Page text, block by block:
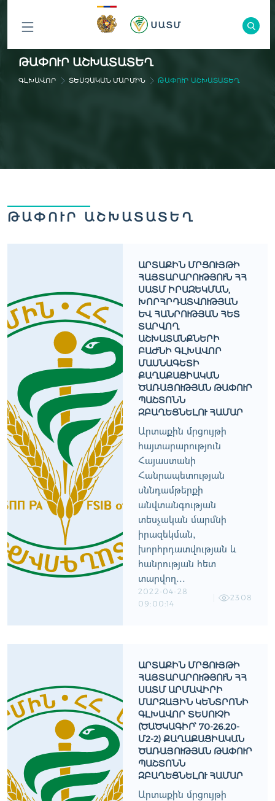
ԲՈԼՈՐ
ԲԱԺԻՆՆԵՐԸ
ԹԱՓՈՒՐ ԱՇԽԱՏԱՏԵՂ
ԳԼԽԱՎՈՐ ՏԵՍՉԱԿԱՆ ՄԱՐՄԻՆ ԹԱՓՈՒՐ ԱՇԽԱՏԱՏԵՂ
ԹԱՓՈՒՐ ԱՇԽԱՏԱՏԵՂ
ԱՐՏԱՔԻՆ ՄՐՑՈՒՅԹԻ
ՀԱՅՏԱՐԱՐՈՒԹՅՈՒՆ ՀՀ
ՍԱՏՄ ԻՐԱԶԵԿՄԱՆ,
ԽՈՐՀՐԴԱՏՎՈՒԹՅԱՆ
ԵՒ ՀԱՆՐՈՒԹՅԱՆ ՀԵՏ Տ
ԱՐՎՈՂ Ա
ՇԽԱՏԱՆՔՆԵՐԻ Բ
ԱԺՆԻ ԳԼԽԱՎՈՐ Մ
ԱՍՆԱԳԵՏԻ Ք
ԱՂԱՔԱՑԻԱԿԱՆ Ծ
ԱՌԱՅՈՒԹՅԱՆ ԹԱՓՈՒՐ Պ
ԱՇՏՈՆՆ Զ
ԲԱՂԵՑՆԵԼՈՒ ՀԱՄԱՐ
Արտաքին մրցույթի
հայտարարություն
Հայաստանի
Հանրապետության
սննդամթերքի
անվտանգության
տեսչական մարմնի
իրազեկման,
խորհրդատվության և
հանրության հետ
տարվող...
2022-04-28
09:00:14
2308
ԱՐՏԱՔԻՆ ՄՐՑՈՒՅԹԻ
ՀԱՅՏԱՐԱՐՈՒԹՅՈՒՆ ՀՀ
ՍԱՏՄ ԱՐՄԱՎԻՐԻ
ՄԱՐԶԱՅԻՆ ԿԵՆՏՐՈՆԻ
ԳԼԽԱՎՈՐ ՏԵՍՈՒՉԻ
(ԾԱԾԿԱԳԻՐ՝ 70-26.20-
Մ2-2) ՔԱՂԱՔԱՑԻԱԿԱՆ
ԾԱՌԱՅՈՒԹՅԱՆ ԹԱՓՈՒՐ
ՊԱՇՏՈՆՆ
ԶԲԱՂԵՑՆԵԼՈՒ ՀԱՄԱՐ
Արտաքին մրցույթի